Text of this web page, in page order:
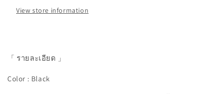
View store information
「 รายละเอียด 」
Color : Black